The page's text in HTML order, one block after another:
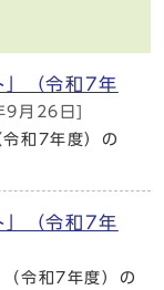
」（令和7年
月26日]
和7年度）の
」（令和7年
令和7年度）の